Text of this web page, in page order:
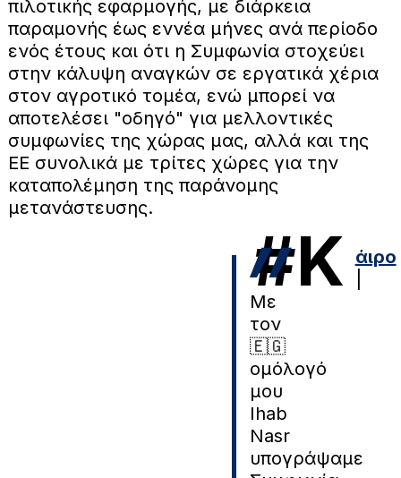
πιλοτικής εφαρμογής, με διάρκεια
παραμονής έως εννέα μήνες ανά περίοδο
ενός έτους και ότι η Συμφωνία στοχεύει
στην κάλυψη αναγκών σε εργατικά χέρια
στον αγροτικό τομέα, ενώ μπορεί να
αποτελέσει "οδηγό" για μελλοντικές
συμφωνίες της χώρας μας, αλλά και της
ΕΕ συνολικά με τρίτες χώρες για την
καταπολέμηση της παράνομης
μετανάστευσης.
#Κ
άιρο
Με
τον
🇪🇬
ομόλογό
μου
Ihab
Nasr
υπογράψαμε